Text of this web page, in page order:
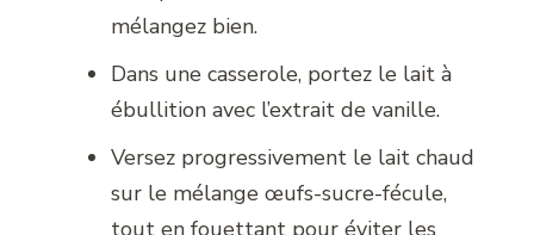
mélangez bien.
Dans une casserole, portez le lait à
ébullition avec l’extrait de vanille.
Versez progressivement le lait chaud
sur le mélange œufs-sucre-fécule,